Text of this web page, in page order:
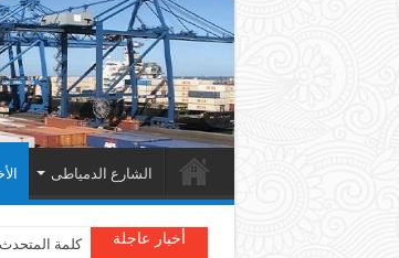
الشارع الدمياطى
أخبار عاجلة كلمة